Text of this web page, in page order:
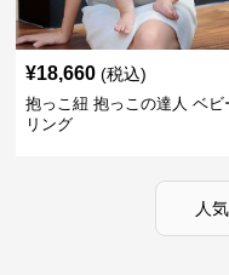
¥18,660 (税込)
抱っこ紐 抱っこの達人 ベビ
リング
人